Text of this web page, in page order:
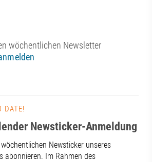
wöchentlichen Newsletter
DATE!
Newsticker-Anmeldung
Newsticker unseres
abonnieren. Im Rahmen des